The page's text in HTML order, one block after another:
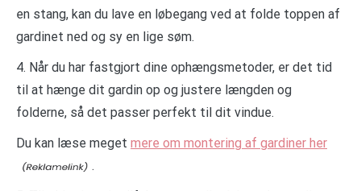
en stang, kan du lave en løbegang ved at folde toppen af
gardinet ned og sy en lige søm.
4. Når du har fastgjort dine ophængsmetoder, er det tid
til at hænge dit gardin op og justere længden og
folderne, så det passer perfekt til dit vindue.
Du kan læse meget mere om montering af gardiner her
.